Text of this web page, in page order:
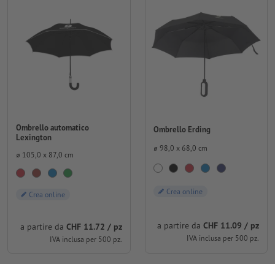
Ombrello automatico
Lexington
⌀ 105,0 x 87,0 cm
Crea online
a partire da CHF 11.72 / pz
IVA inclusa per 500 pz.
Ombrello Erding
⌀ 98,0 x 68,0 cm
Crea online
a partire da CHF 11.09 / pz
IVA inclusa per 500 pz.